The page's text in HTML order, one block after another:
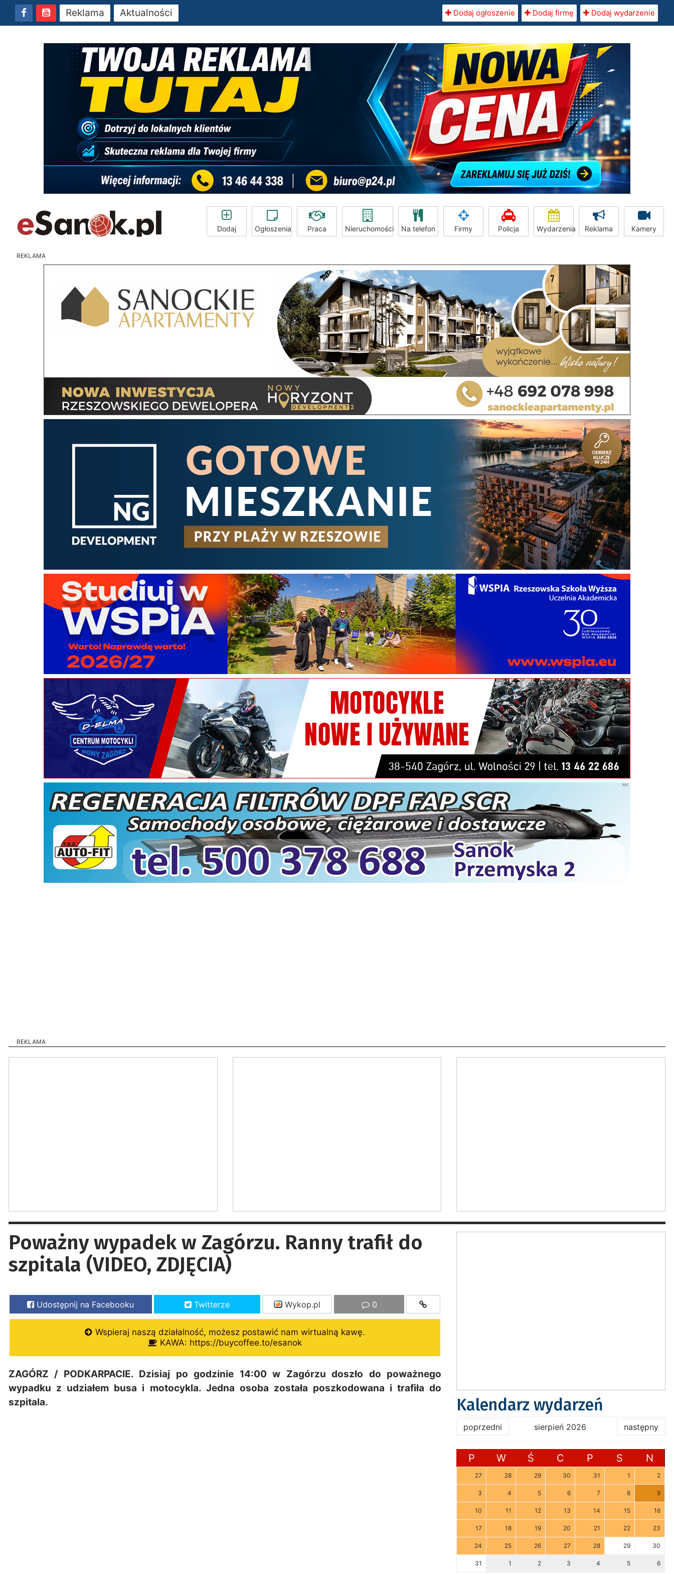
Reklama Aktualności Dodaj ogłoszenie Dodaj firmę Dodaj wydarzenie
Dodaj Ogłoszenia Praca Nieruchomości Na telefon Firmy Policja Wydarzenia Reklama Kamery
REKLAMA
REKLAMA
Poważny wypadek w Zagórzu. Ranny trafił do
szpitala (VIDEO, ZDJĘCIA)
Udostępnij na Facebooku Twitterze Wykop.pl 0
Wspieraj naszą działalność, możesz postawić nam wirtualną kawę.
KAWA: https://buycoffee.to/esanok
ZAGÓRZ / PODKARPACIE. Dzisiaj po godzinie 14:00 w Zagórzu doszło do poważnego
wypadku z udziałem busa i motocykla. Jedna osoba została poszkodowana i trafiła do
szpitala.
Kalendarz wydarzeń
poprzedni sierpień 2026 następny
P W Ś C P S N
27 28 29 30 31 1 2
3 4 5 6 7 8 9
10 11 12 13 14 15 16
17 18 19 20 21 22 23
24 25 26 27 28 29 30
31 1 2 3 4 5 6